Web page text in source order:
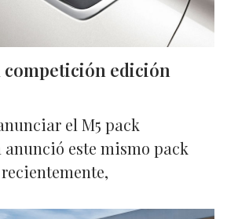
competición edición
el M5 pack
este mismo pack